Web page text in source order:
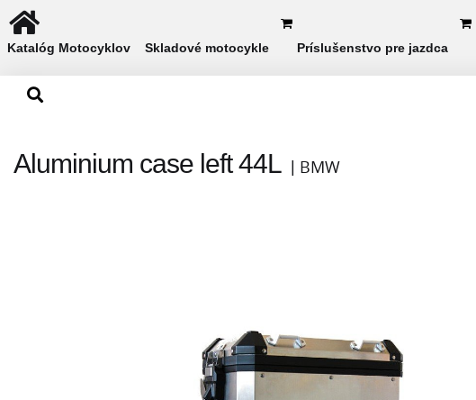
Katalóg Motocyklov Skladové motocykle Príslušenstvo pre jazdca
Aluminium case left 44L BMW